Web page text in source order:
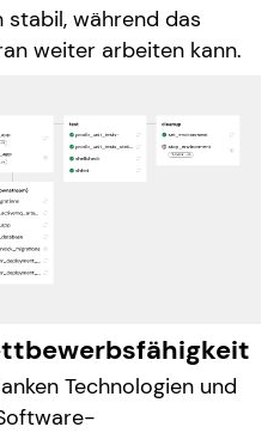
während das
weiter arbeiten kann.
Technologien und